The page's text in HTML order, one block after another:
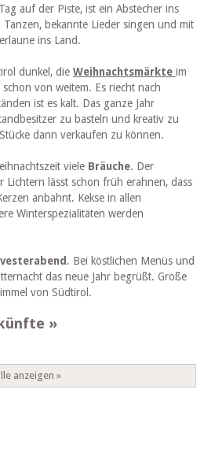
auf der Piste, ist ein Abstecher ins
bekannte Lieder singen und mit
ins Land.
dunkel, die Weihnachtsmärkte im
von weitem. Es riecht nach
ist es kalt. Das ganze Jahr
zu basteln und kreativ zu
dann verkaufen zu können.
viele Bräuche. Der
Lichtern lässt schon früh erahnen, dass
anbahnt. Kekse in allen
Winterspezialitäten werden
. Bei köstlichen Menüs und
das neue Jahr begrüßt. Große
von Südtirol.
anzeigen »